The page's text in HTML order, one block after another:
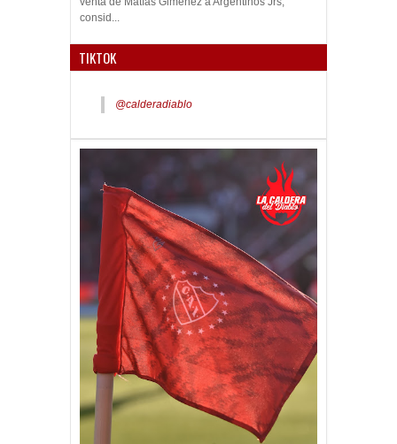
consid...
TIKTOK
@calderadiablo